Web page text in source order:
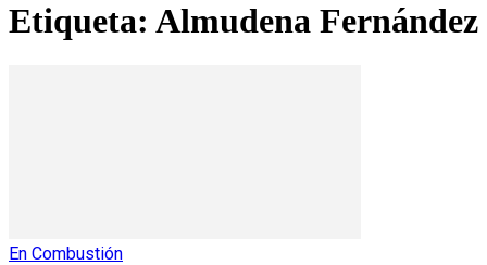
Etiqueta: Almudena Fernández
En Combustión